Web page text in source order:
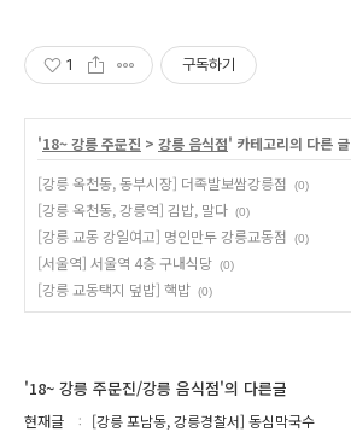
1 구독하기
'18~ 강릉 주문진 > 강릉 음식점' 카테고리의 다른 글
[강릉 옥천동, 동부시장] 더족발보쌈강릉점
(0)
[강릉 옥천동, 강릉역] 김밥, 말다 (0)
[강릉 교동 강일여고] 명인만두 강릉교동점 (0)
[서울역] 서울역 4층 구내식당 (0)
[강릉 교동택지 덮밥] 핵밥 (0)
'18~ 강릉 주문진/강릉 음식점'의 다른글
현재글 [강릉 포남동, 강릉경찰서] 동심막국수